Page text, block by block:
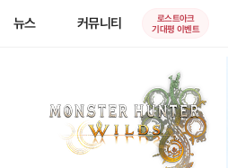
뉴스 커뮤니티
로스트아크
기대평 이벤트